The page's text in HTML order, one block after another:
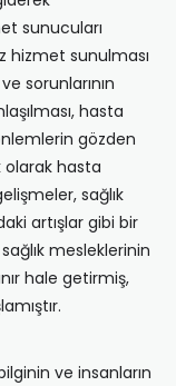
sunucuları
hizmet sunulması
sorunlarının
hasta
gözden
hasta
sağlık
artışlar gibi bir
mesleklerinin
hale getirmiş,
ve insanların